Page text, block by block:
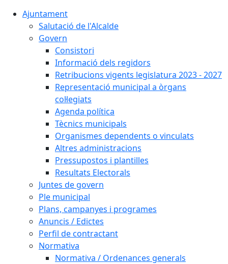
Ajuntament
Salutació de l'Alcalde
Govern
Consistori
Informació dels regidors
Retribucions vigents legislatura 2023 - 2027
Representació municipal a òrgans
col·legiats
Agenda política
Tècnics municipals
Organismes dependents o vinculats
Altres administracions
Pressupostos i plantilles
Resultats Electorals
Juntes de govern
Ple municipal
Plans, campanyes i programes
Anuncis / Edictes
Perfil de contractant
Normativa
Normativa / Ordenances generals